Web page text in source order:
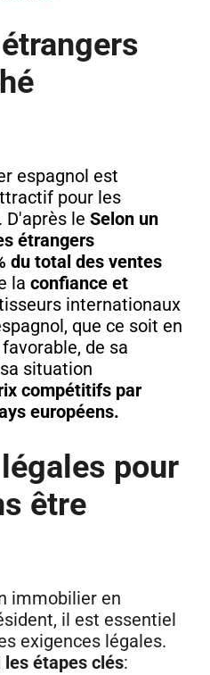
espagnol est
pour les
D'après le Selon un
étrangers
du total des ventes
la confiance et
internationaux
que ce soit en
de sa
situation
compétitifs par
européens.
pour
être
immobilier en
il est essentiel
exigences légales.
les étapes clés: